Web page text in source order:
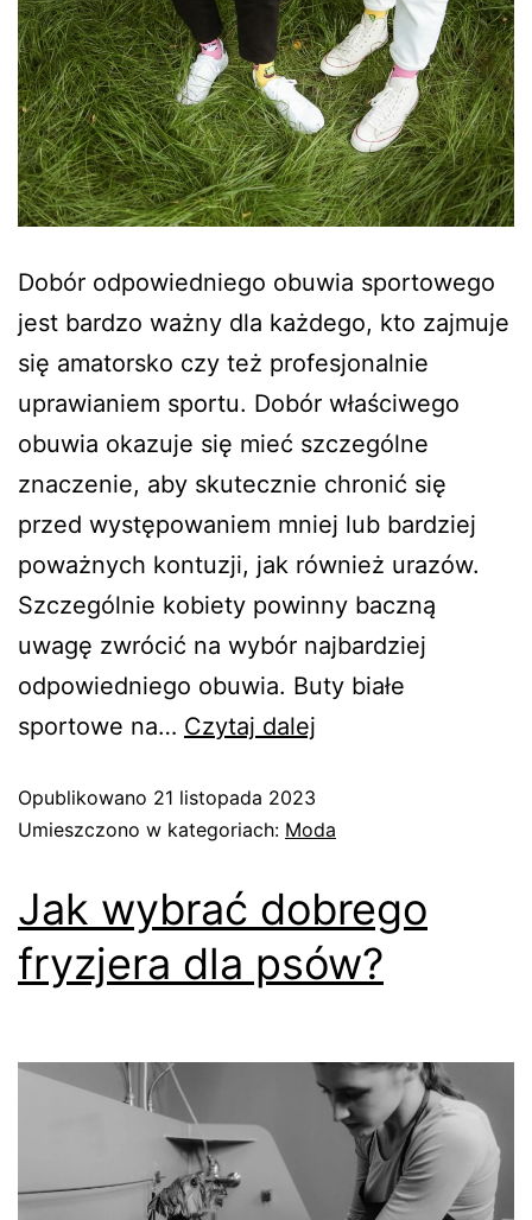
Dobór odpowiedniego obuwia sportowego
jest bardzo ważny dla każdego, kto zajmuje
się amatorsko czy też profesjonalnie
uprawianiem sportu. Dobór właściwego
obuwia okazuje się mieć szczególne
znaczenie, aby skutecznie chronić się
przed występowaniem mniej lub bardziej
poważnych kontuzji, jak również urazów.
Szczególnie kobiety powinny baczną
uwagę zwrócić na wybór najbardziej
odpowiedniego obuwia. Buty białe
sportowe na… Czytaj dalej
Opublikowano 21 listopada 2023
Umieszczono w kategoriach: Moda
Jak wybrać dobrego
fryzjera dla psów?